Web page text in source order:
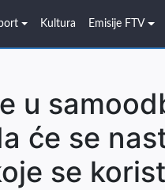
Kultura Emisije FTV
u
će se
se